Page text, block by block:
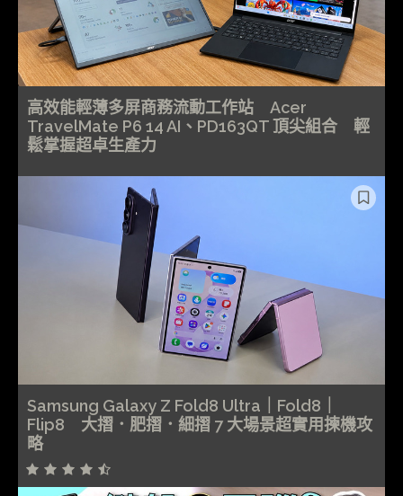
高效能輕薄多屏商務流動工作站 Acer
TravelMate P6 14 AI、PD163QT 頂尖組合 輕
鬆掌握超卓生產力
Samsung Galaxy Z Fold8 Ultra｜Fold8｜
Flip8 大摺．肥摺．細摺 7 大場景超實用揀機攻
略